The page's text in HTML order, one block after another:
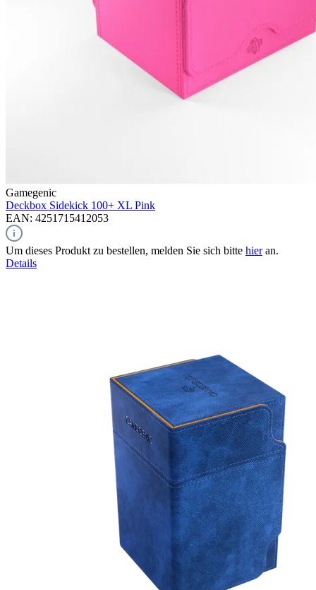
Gamegenic
Deckbox Sidekick 100+ XL Pink
EAN: 4251715412053
Um dieses Produkt zu bestellen, melden Sie sich bitte hieran.
Details